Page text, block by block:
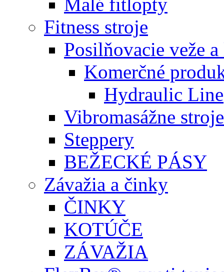
Fitness stroje
Posilňovacie veže
Komerčné
Hydraulic Line
Vibromasážne stroje
Steppery
BEŽECKÉ PÁSY
Závažia a činky
ČINKY
KOTÚČE
ZÁVAŽIA